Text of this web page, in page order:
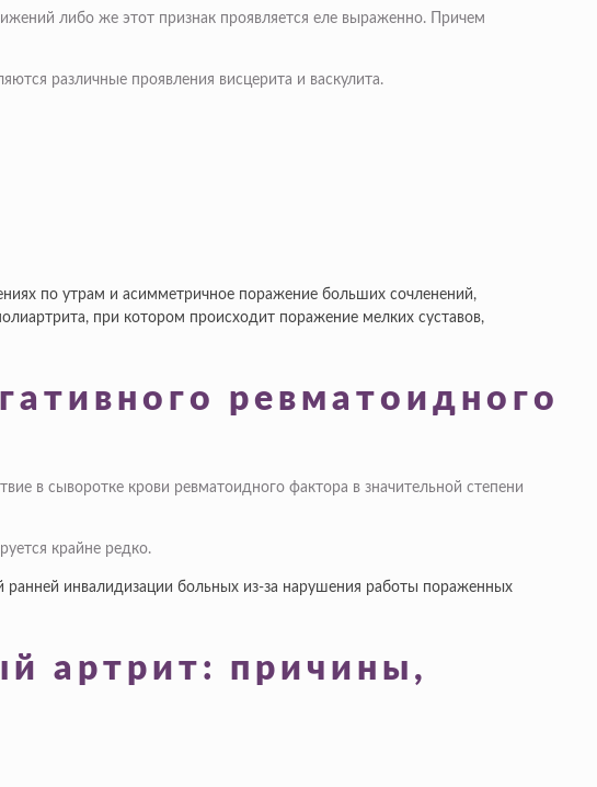
либо же этот признак проявляется еле выраженно. Причем
различные проявления висцерита и васкулита.
по утрам и асимметричное поражение больших сочленений,
при котором происходит поражение мелких суставов,
ревматоидного
в сыворотке крови ревматоидного фактора в значительной степени
крайне редко.
ранней инвалидизации больных из-за нарушения работы пораженных
артрит: причины,